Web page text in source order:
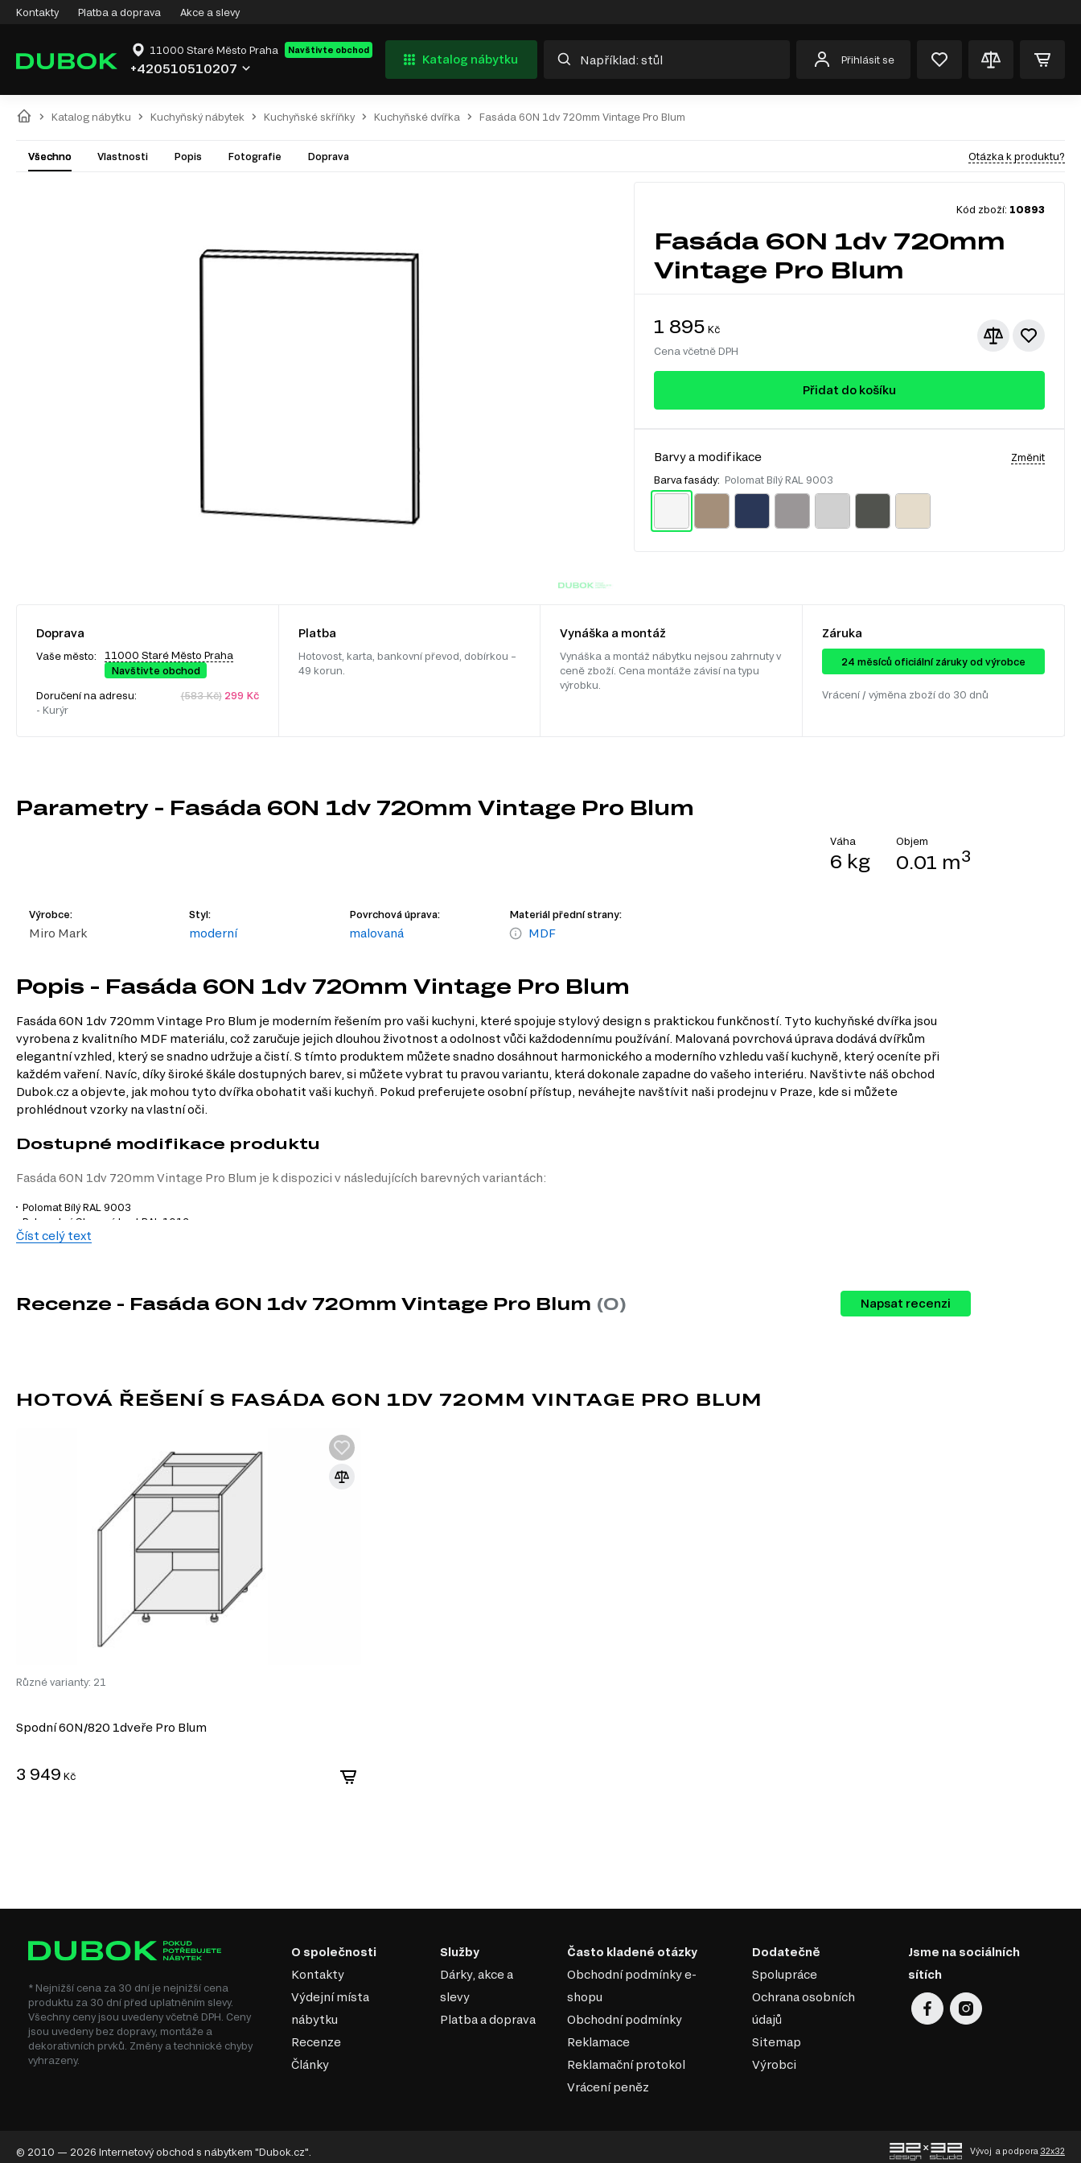
Kontakty Platba a doprava Akce a slevy
11000 Staré Město Praha Navštivte obchod
+420510510207
Katalog nábytku Přihlásit se
Katalog nábytku Kuchyňský nábytek Kuchyňské skříňky Kuchyňské dvířka Fasáda 60N 1dv 720mm Vintage Pro Blum
Všechno Vlastnosti Popis Fotografie Doprava Otázka k produktu?
Kód zboží: 10893
Fasáda 60N 1dv 720mm
Vintage Pro Blum
1 895 Kč
Cena včetně DPH
Přidat do košíku
Barvy a modifikace Změnit
Barva fasády: Polomat Bílý RAL 9003
Doprava
Vaše město:
11000 Staré Město Praha
Navštivte obchod
Doručení na adresu:
- Kurýr
(583 Kč)299 Kč
Platba
Hotovost, karta, bankovní převod, dobírkou –
49 korun.
Vynáška a montáž
Vynáška a montáž nábytku nejsou zahrnuty v
ceně zboží. Cena montáže závisí na typu
výrobku.
Záruka
24 ​​​​měsíců oficiální záruky od výrobce
Vrácení / výměna zboží do 30 dnů
Parametry - Fasáda 60N 1dv 720mm Vintage Pro Blum
Váha
6 kg
Objem
0.01 m3
Výrobce:
Miro Mark
Styl:
moderní
Povrchová úprava:
malovaná
Materiál přední strany:
MDF
Popis - Fasáda 60N 1dv 720mm Vintage Pro Blum
Fasáda 60N 1dv 720mm Vintage Pro Blum je moderním řešením pro vaši kuchyni, které spojuje stylový design s praktickou funkčností. Tyto kuchyňské dvířka jsou
vyrobena z kvalitního MDF materiálu, což zaručuje jejich dlouhou životnost a odolnost vůči každodennímu používání. Malovaná povrchová úprava dodává dvířkům
elegantní vzhled, který se snadno udržuje a čistí. S tímto produktem můžete snadno dosáhnout harmonického a moderního vzhledu vaší kuchyně, který oceníte při
každém vaření. Navíc, díky široké škále dostupných barev, si můžete vybrat tu pravou variantu, která dokonale zapadne do vašeho interiéru. Navštivte náš obchod
Dubok.cz a objevte, jak mohou tyto dvířka obohatit vaši kuchyň. Pokud preferujete osobní přístup, neváhejte navštívit naši prodejnu v Praze, kde si můžete
prohlédnout vzorky na vlastní oči.
Dostupné modifikace produktu
Fasáda 60N 1dv 720mm Vintage Pro Blum je k dispozici v následujících barevných variantách:
Polomat Bílý RAL 9003
Polomatný Slonová kost RAL 1013
Polomat Kávový RAL 1019
Materiál přední strany.
MDF je materiál, který se vyznačuje vysokou pevností a stabilitou, což zaručuje dlouhou životnost a odolnost vůči vlhkosti a teplotním změnám.
MDF
Číst celý text
Recenze - Fasáda 60N 1dv 720mm Vintage Pro Blum (0) Napsat recenzi
HOTOVÁ ŘEŠENÍ S FASÁDA 60N 1DV 720MM VINTAGE PRO BLUM
Různé varianty: 21
Spodní 60N/820 1dveře Pro Blum
3 949 Kč
* Nejnižší cena za 30 dní je nejnižší cena
produktu za 30 dní před uplatněním slevy.
Všechny ceny jsou uvedeny včetně DPH. Ceny
jsou uvedeny bez dopravy, montáže a
dekorativních prvků. Změny a technické chyby
vyhrazeny.
O společnosti
Kontakty
Výdejní místa
nábytku
Recenze
Články
Služby
Dárky, akce a
slevy
Platba a doprava
Často kladené otázky
Obchodní podmínky e-
shopu
Obchodní podmínky
Reklamace
Reklamační protokol
Vrácení peněz
Dodatečně
Spolupráce
Ochrana osobních
údajů
Sitemap
Výrobci
Jsme na sociálních
sítích
© 2010 — 2026 Internetový obchod s nábytkem "Dubok.cz". Vývoj a podpora 32x32